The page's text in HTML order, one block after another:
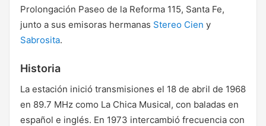
Prolongación Paseo de la Reforma 115, Santa Fe,
junto a sus emisoras hermanas Stereo Cien y
Sabrosita.
Historia
La estación inició transmisiones el 18 de abril de 1968
en 89.7 MHz como La Chica Musical, con baladas en
español e inglés. En 1973 intercambió frecuencia con